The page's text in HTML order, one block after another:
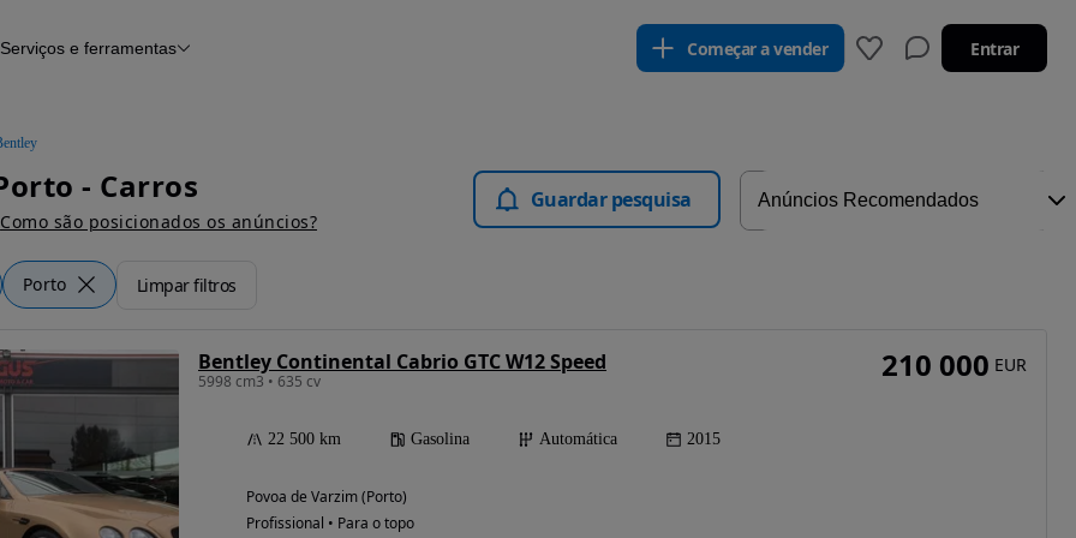
Histórico do veículo
Serviços e ferramentas Começar a vender Entrar
- Carros
Como são posicionados os anúncios?
Guardar pesquisa
Porto Limpar filtros
Bentley Continental Cabrio GTC W12 Speed
5998 cm3 • 635 cv
22 500 km Gasolina Automática 2015
Povoa de Varzim (Porto)
Profissional • Para o topo
210 000 EUR